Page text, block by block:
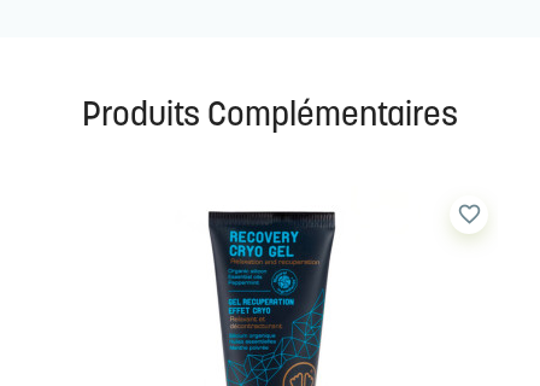
Produits Complémentaires
favorite_border